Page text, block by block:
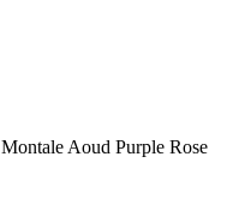
Montale Aoud Purple Rose